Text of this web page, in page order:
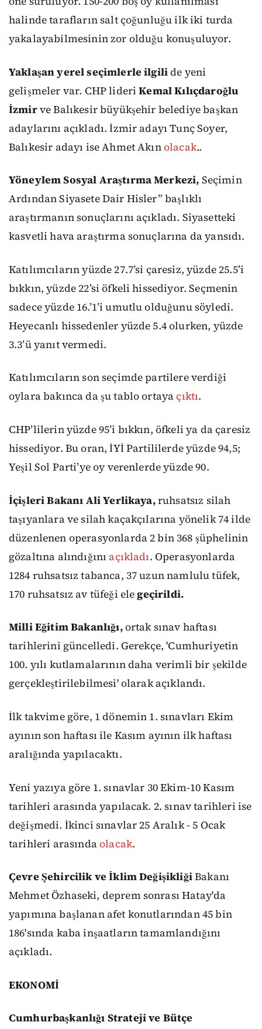
halinde tarafların salt çoğunluğu ilk iki turda
yakalayabilmesinin zor olduğu konuşuluyor.
Yaklaşan yerel seçimlerle ilgilide yeni
gelişmeler var. CHP lideriKemal Kılıçdaroğlu
İzmirve Balıkesir büyükşehir belediye başkan
adaylarını açıkladı. İzmir adayı Tunç Soyer,
Balıkesir adayı ise Ahmet Akınolacak..
Yöneylem Sosyal Araştırma Merkezi, Seçimin
Ardından Siyasete Dair Hisler” başlıklı
araştırmanın sonuçlarını açıkladı. Siyasetteki
kasvetli hava araştırma sonuçlarına da yansıdı.
Katılımcıların yüzde 27.7’si çaresiz, yüzde 25.5’i
bıkkın, yüzde 22’si öfkeli hissediyor. Seçmenin
sadece yüzde 16.’1’i umutlu olduğunu söyledi.
Heyecanlı hissedenler yüzde 5.4 olurken, yüzde
3.3’ü yanıt vermedi.
Katılımcıların son seçimde partilere verdiği
oylara bakınca da şu tablo ortayaçıktı.
CHP’lilerin yüzde 95’i bıkkın, öfkeli ya da çaresiz
hissediyor. Bu oran, İYİ Partililerde yüzde 94,5;
Yeşil Sol Parti’ye oy verenlerde yüzde 90.
İçişleri Bakanı Ali Yerlikaya,ruhsatsız silah
taşıyanlara ve silah kaçakçılarına yönelik 74 ilde
düzenlenen operasyonlarda 2 bin 368 şüphelinin
gözaltına alındığını açıkladı. Operasyonlarda
1284 ruhsatsız tabanca, 37 uzun namlulu tüfek,
170 ruhsatsız av tüfeği elegeçirildi.
Milli Eğitim Bakanlığı,ortak sınav haftası
tarihlerini güncelledi. Gerekçe, 'Cumhuriyetin
100. yılı kutlamalarının daha verimli bir şekilde
gerçekleştirilebilmesi' olarak açıklandı.
İlk takvime göre, 1 dönemin 1. sınavları Ekim
ayının son haftası ile Kasım ayının ilk haftası
aralığında yapılacaktı.
Yeni yazıya göre 1. sınavlar 30 Ekim-10 Kasım
tarihleri arasında yapılacak. 2. sınav tarihleri ise
değişmedi. İkinci sınavlar 25 Aralık - 5 Ocak
tarihleri arasındaolacak.
Çevre Şehircilik ve İklim DeğişikliğiBakanı
Mehmet Özhaseki, deprem sonrası Hatay'da
yapımına başlanan afet konutlarından 45 bin
186'sında kaba inşaatların tamamlandığını
açıkladı.
EKONOMİ
Cumhurbaşkanlığı Strateji ve Bütçe